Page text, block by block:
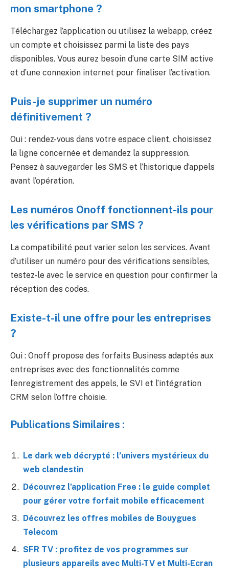
mon smartphone ?
Téléchargez l’application ou utilisez la webapp, créez
un compte et choisissez parmi la liste des pays
disponibles. Vous aurez besoin d’une carte SIM active
et d’une connexion internet pour finaliser l’activation.
Puis-je supprimer un numéro
définitivement ?
Oui : rendez-vous dans votre espace client, choisissez
la ligne concernée et demandez la suppression.
Pensez à sauvegarder les SMS et l’historique d’appels
avant l’opération.
Les numéros Onoff fonctionnent-ils pour
les vérifications par SMS ?
La compatibilité peut varier selon les services. Avant
d’utiliser un numéro pour des vérifications sensibles,
testez-le avec le service en question pour confirmer la
réception des codes.
Existe-t-il une offre pour les entreprises
?
Oui : Onoff propose des forfaits Business adaptés aux
entreprises avec des fonctionnalités comme
l’enregistrement des appels, le SVI et l’intégration
CRM selon l’offre choisie.
Publications Similaires :
Le dark web décrypté : l’univers mystérieux du
web clandestin
Découvrez l’application Free : le guide complet
pour gérer votre forfait mobile efficacement
Découvrez les offres mobiles de Bouygues
Telecom
SFR TV : profitez de vos programmes sur
plusieurs appareils avec Multi-TV et Multi-Ecran